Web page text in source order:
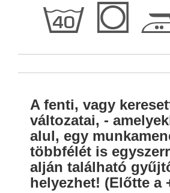
h Q
A fenti, vagy
változatai, -
alul, egy
többfélét is
alján található
helyezhet! (Előtte a